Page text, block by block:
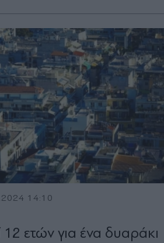
14:10
12 ετών για ένα δυαράκι